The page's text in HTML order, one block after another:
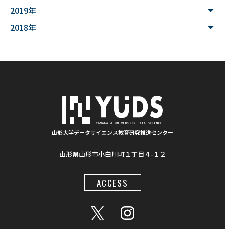
#シカン
#学生支援 #清代寺院 #画像分析
#BorealForest #放射線 #福島第一原発事故
#半導体検出器 #物体検出 #ソーシャルメディア
#肺がん診断 #気管支内視鏡超音波画像
#AIモデル #Gemini
2019年
2018年
山形大学データサイエンス教育研究推進センター
山形県山形市小白川町１丁目４-１２
ACCESS